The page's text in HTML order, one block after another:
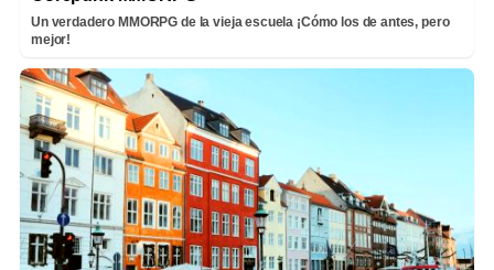
Un verdadero MMORPG de la vieja escuela ¡Cómo los de antes, pero
mejor!